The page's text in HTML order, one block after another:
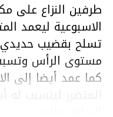
طرفين النزاع على
الاسبوعية ليعمد
تسلح بقضيب
مستوى الرأس
كما عمد أيضا إلى
المتضرر ليتسبب